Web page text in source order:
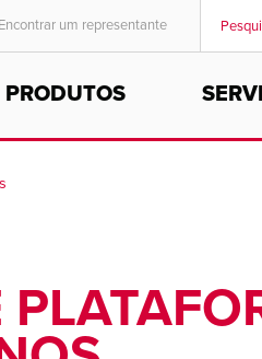
MIDDLE
English
Encontrar um representante
PRODUTOS